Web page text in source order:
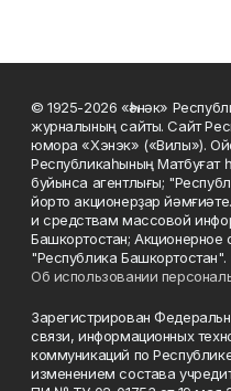
© 1925-2026 «Һәнәк»
журналының сайты. Сайт
юмора «Хэнэк» («Вилы»).
Республикаһының Матбуғат
буйынса агентлығы;
йорто акционерҙар
и средствам массовой
Башкортостан;
"Республика Башкортостан".
Об использовании
Зарегистрирован
связи, информационных
коммуникаций по
изменением состава